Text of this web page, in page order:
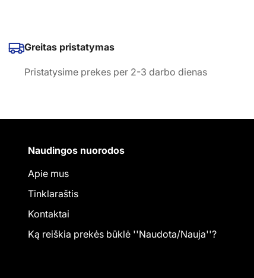
Greitas pristatymas
Pristatysime prekes per 2-3 darbo dienas
Naudingos nuorodos
Apie mus
Tinklaraštis
Kontaktai
Ką reiškia prekės būklė ''Naudota/Nauja''?